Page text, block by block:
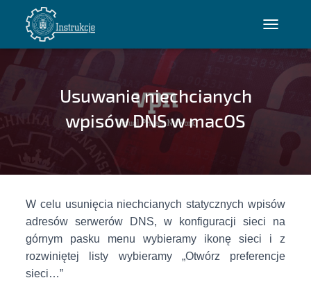
R
E
Ą
A
I
G
A
Usuwanie niechcianych
wpisów DNS w macOS
W celu usunięcia niechcianych statycznych wpisów
adresów serwerów DNS, w konfiguracji sieci na
górnym pasku menu wybieramy ikonę sieci i z
rozwiniętej listy wybieramy „Otwórz preferencje
sieci…”